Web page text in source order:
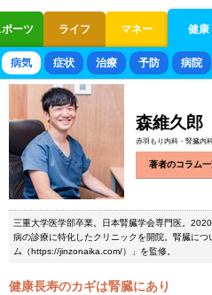
ーツ ライフ マネー 健康
ボートレース 競輪 オートレース
病気 症状 治療 予防 病院
森維久郎
赤羽もり内科・腎臓内
著者のコラム
三重大学医学部卒業。日本腎臓学会専門医。
病の診療に特化したクリニックを開院。腎臓に
ム（https://jinzonaika.com/）」を監修。
健康長寿のカギは腎臓にあり